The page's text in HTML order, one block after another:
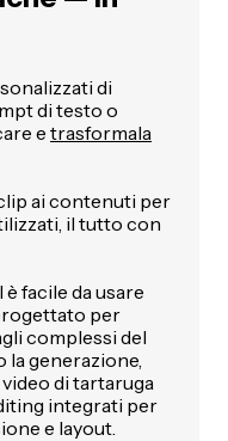
di
di testo o
e trasformala
ai contenuti per
il tutto con
facile da usare
per
complessi del
generazione,
di tartaruga
integrati per
e layout.